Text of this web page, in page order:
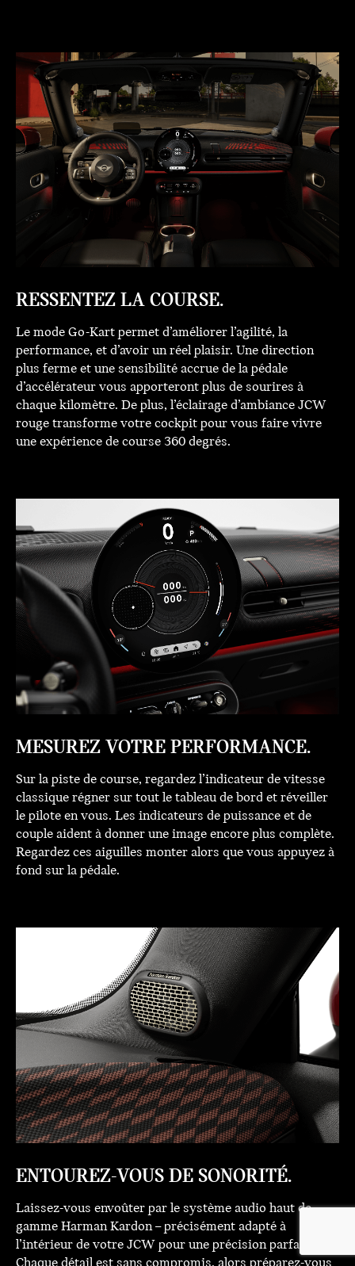
RESSENTEZ LA COURSE.
Le mode Go-Kart permet d’améliorer l’agilité, la
performance, et d’avoir un réel plaisir. Une direction
plus ferme et une sensibilité accrue de la pédale
d’accélérateur vous apporteront plus de sourires à
chaque kilomètre. De plus, l’éclairage d’ambiance JCW
rouge transforme votre cockpit pour vous faire vivre
une expérience de course 360 degrés.
MESUREZ VOTRE PERFORMANCE.
Sur la piste de course, regardez l’indicateur de vitesse
classique régner sur tout le tableau de bord et réveiller
le pilote en vous. Les indicateurs de puissance et de
couple aident à donner une image encore plus complète.
Regardez ces aiguilles monter alors que vous appuyez à
fond sur la pédale.
ENTOUREZ-VOUS DE SONORITÉ.
Laissez-vous envoûter par le système audio haut de
gamme Harman Kardon – précisément adapté à
l’intérieur de votre JCW pour une précision parfaite.
Chaque détail est sans compromis, alors préparez-vous